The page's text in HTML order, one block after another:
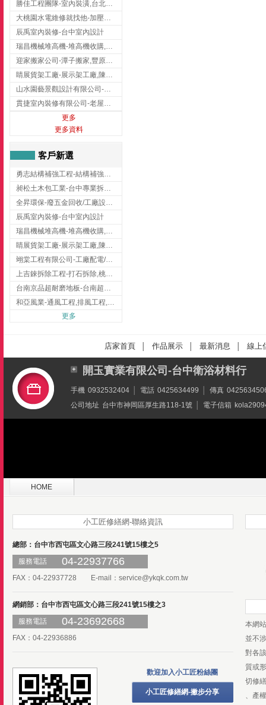
勝佳工程團隊-室內裝潢,台北房屋裝修,三重室內裝修
大桃園水電維修就找他-加壓馬達,抽水馬達,桃園水電行,中壢水電
辰禹室內裝修-台中室內設計
瑞昌機械堆高機-堆高機收購,新北市堆高機,桃園堆高機
迎家搬家公司-潭子搬家,豐原搬家,大雅搬家,大甲搬家,台中推薦搬家,台中搬家
睛展貨架工廠-展示架工廠,陳列架,台中展示架工廠
山水園藝景觀設計有限公司-景觀工程,景觀設計,新竹園藝工程,新竹景觀設計
貫捷室內裝修有限公司-老屋翻新工程,台中老屋翻新工程,台中舊屋翻新
更多
更多資料
客戶新選
勇志結構補強工程-結構補強工程 ,桃園結構補強工程,龍潭結構補強工程
昶松土木包工業-台中專業拆除工程/挖土機出租
全昇環保-廢五金回收/工廠設備收購/機械設備回收/高價收購廠房設備
辰禹室內裝修-台中室內設計
瑞昌機械堆高機-堆高機收購,新北市堆高機,桃園堆高機
睛展貨架工廠-展示架工廠,陳列架,台中展示架工廠
翊棠工程有限公司-工廠配電/高雄消防機電公司
上吉錸拆除工程-打石拆除,桃園打石拆除,桃園拆除工程
台南京品超耐磨地板-台南超耐磨地板
和亞風業-通風工程,排風工程,彰化通風工程,彰化排風工程
更多
店家首頁 作品展示 最新消息 線上
開玉實業有限公司-台中衛浴材料行
手機 0932532404 電話 0425634499 傳真
公司地址 台中市神岡區厚生路118-1號 電子信箱
HOME
小工匠修繕網-聯絡資訊
總部：台中市西屯區文心路三段241號15樓之5
服務電話
04-22937766
FAX：04-22937728 E-mail： service@ykqk.com.tw
網銷部：台中市西屯區文心路三段241號15樓之3
服務電話
04-23692668
FAX：04-22936886
歡迎加入小工匠粉絲團
小工匠修繕網-撇步分享
本網
並不
對各
質或
切修
、產